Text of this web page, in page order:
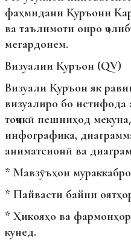
фаҳмидани Қуръони
ва таълимоти онро
мегардонем.
Визуалии Қуръон (QV)
Визуали Қуръон як
визуалиро бо истифода
тоҷикӣ пешниҳод
инфографика,
аниматсионӣ ва
* Мавзӯъҳои
* Пайвасти байни
* Ҳикояҳо ва
кунед.